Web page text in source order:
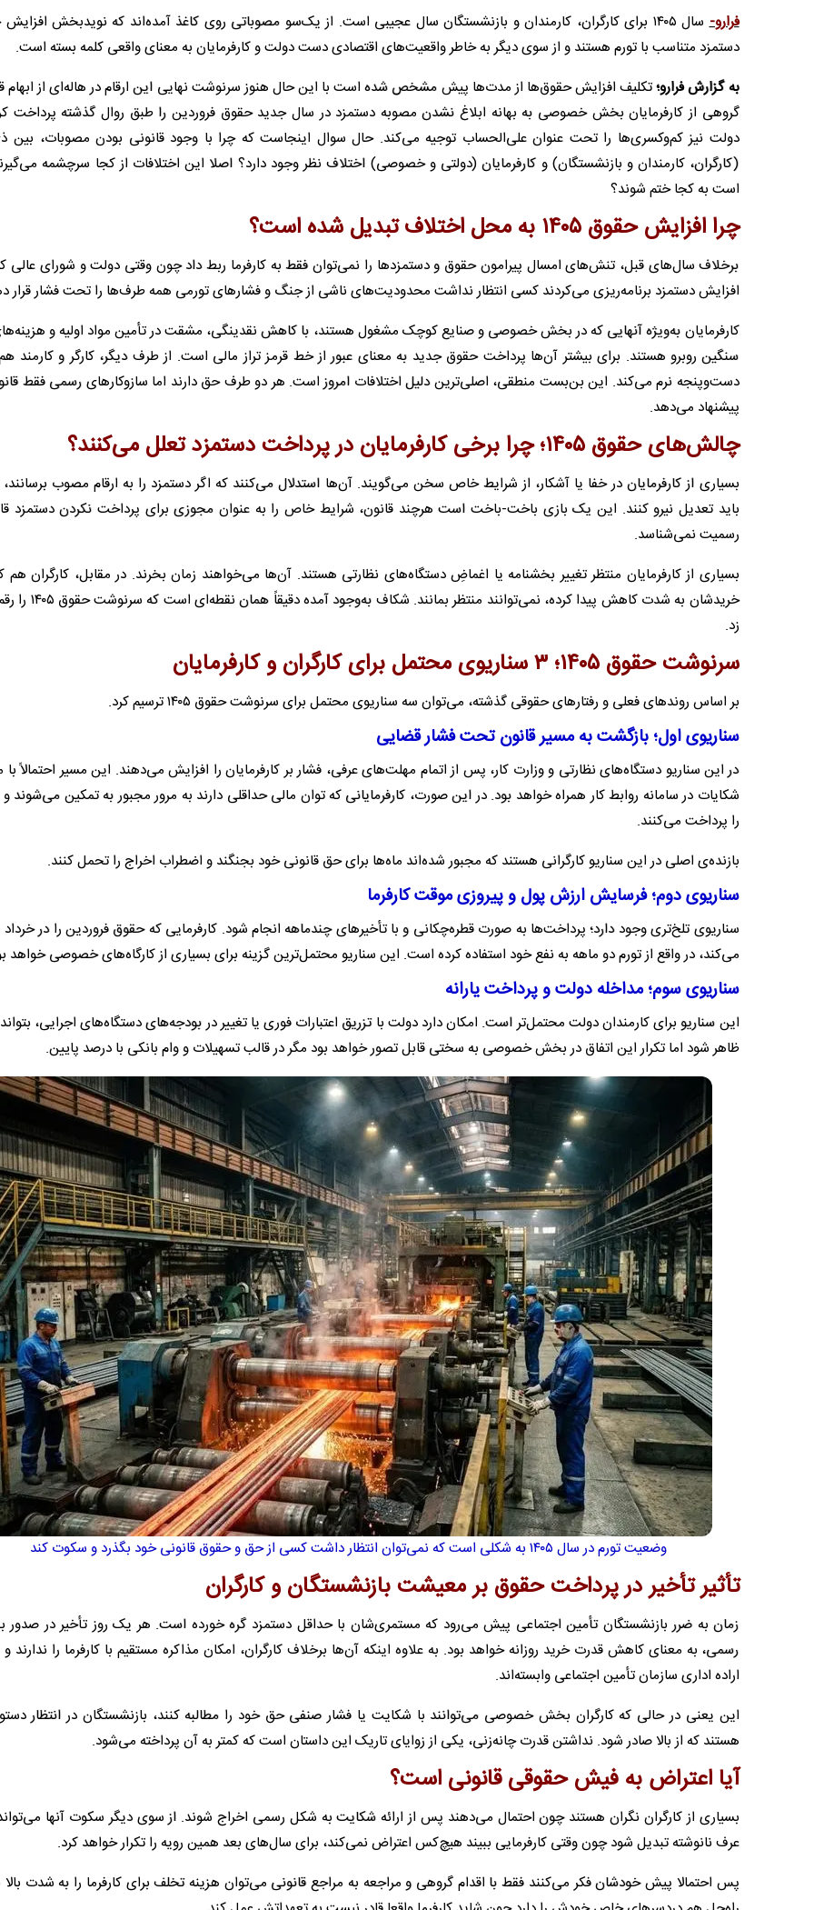
فرارو-
سال ۱۴۰۵ برای کارگران، کارمندان و بازنشستگان سال عجیبی است. از یک‌سو مصوباتی روی کاغذ آمده‌اند که نویدبخش
دستمزد متناسب با تورم هستند و از سوی دیگر به خاطر واقعیت‌های اقتصادی دست دولت و کارفرمایان به معنای واقعی کلمه بسته است.
به گزارش فرارو؛تکلیف افزایش حقوق‌ها از مدت‌‌‌ها پیش مشخص شده است با این حال هنوز سرنوشت نهایی این ارقام در هاله‌ای از ابهام
گروهی از کارفرمایان بخش خصوصی به بهانه ابلاغ نشدن مصوبه دستمزد در سال جدید حقوق فروردین را طبق روال گذشته پرداخت
دولت نیز کم‌وکسری‌ها را تحت عنوان علی‌الحساب توجیه می‌کند. حال سوال اینجاست که چرا با وجود قانونی بودن مصوبات، بین
(کارگران، کارمندان و بازنشستگان) و کارفرمایان (دولتی و خصوصی) اختلاف نظر وجود دارد؟ اصلا این اختلافات از کجا سرچشمه
است به کجا ختم شوند؟
چرا افزایش حقوق ۱۴۰۵ به محل اختلاف تبدیل شده است؟
برخلاف سال‌های قبل، تنش‌های امسال پیرامون حقوق و دستمزدها را نمی‌توان فقط به کارفرما ربط داد چون وقتی دولت و شورای عالی
افزایش دستمزد برنامه‌ریزی می‌کردند کسی انتظار نداشت محدودیت‌های ناشی از جنگ و فشارهای تورمی همه طرف‌ها را تحت فشار قرار
کارفرمایان به‌ویژه آنهایی که در بخش خصوصی و صنایع کوچک مشغول هستند، با کاهش نقدینگی، مشقت در تأمین مواد اولیه و
سنگین روبرو هستند. برای بیشتر آن‌ها پرداخت حقوق جدید به معنای عبور از خط قرمز تراز مالی‌ است. از طرف دیگر، کارگر و کارمند هم
دست‌وپنجه نرم می‌کند. این ‌بن‌بست منطقی، اصلی‌ترین دلیل اختلافات امروز است. هر دو طرف حق دارند اما سازوکارهای رسمی فقط
پیشنهاد می‌دهد.
چالش‌های حقوق ۱۴۰۵؛ چرا برخی کارفرمایان در پرداخت دستمزد تعلل می‌کنند؟
بسیاری از کارفرمایان در خفا یا آشکار، از شرایط خاص سخن می‌گویند. آن‌ها استدلال می‌کنند که اگر دستمزد را به ارقام مصوب برسانند،
باید تعدیل نیرو کنند. این یک بازی باخت-باخت است هرچند قانون، شرایط خاص را به عنوان مجوزی برای پرداخت نکردن دستمزد
رسمیت نمی‌شناسد.
بسیاری از کارفرمایان منتظر تغییر بخشنامه یا اغماضِ دستگاه‌های نظارتی هستند. آن‌ها می‌خواهند زمان بخرند. در مقابل، کارگران هم
خریدشان به شدت کاهش پیدا کرده،
زد.
سرنوشت حقوق ۱۴۰۵؛ ۳ سناریوی محتمل برای کارگران و کارفرمایان
بر اساس روندهای فعلی و رفتارهای حقوقی گذشته، می‌توان سه سناریوی محتمل برای سرنوشت حقوق ۱۴۰۵ ترسیم کرد.
سناریوی اول؛ بازگشت به مسیر قانون تحت فشار قضایی
در این سناریو دستگاه‌های نظارتی و وزارت کار، پس از اتمام مهلت‌های عرفی، فشار بر کارفرمایان را افزایش می‌دهند. این مسیر احتمالاً
شکایات در سامانه روابط کار همراه خواهد بود. در این صورت، کارفرمایانی که توان مالی حداقلی دارند به مرور مجبور به تمکین می‌شوند
را پرداخت می‌کنند.
بازنده‌ی اصلی در این سناریو کارگرانی هستند که مجبور شده‌اند ماه‌ها برای حق قانونی خود بجنگند و اضطراب اخراج را تحمل کنند.
سناریوی دوم؛ فرسایش ارزش پول و پیروزی موقت کارفرما
سناریوی تلخ‌تری وجود دارد؛ پرداخت‌ها به صورت قطره‌چکانی و با تأخیرهای چندماهه انجام شود. کارفرمایی که حقوق فروردین را در
می‌کند، در واقع از تورم دو ماهه به نفع خود استفاده کرده است. این سناریو محتمل‌ترین گزینه برای بسیاری از کارگاه‌های خصوصی خواهد
سناریوی سوم؛ مداخله دولت و پرداخت‌ یارانه‌
این سناریو برای کارمندان دولت محتمل‌تر است. امکان دارد دولت با تزریق اعتبارات فوری یا تغییر در بودجه‌های دستگاه‌های اجرایی،
ظاهر شود اما تکرار این اتفاق در بخش خصوصی به سختی قابل تصور خواهد بود مگر در قالب تسهیلات و وام بانکی با درصد پایین.
وضعیت تورم در سال ۱۴۰۵ به شکلی است که نمی‌توان انتظار داشت کسی از حق و حقوق قانونی خود بگذرد و سکوت کند
تأثیر تأخیر در پرداخت حقوق بر معیشت بازنشستگان و کارگران
زمان به ضرر بازنشستگان تأمین اجتماعی پیش می‌رود که مستمری‌شان با حداقل دستمزد گره خورده است. هر یک روز تأخیر در صدور
رسمی، به معنای کاهش قدرت خرید روزانه خواهد بود. به علاوه اینکه آن‌ها برخلاف کارگران، امکان مذاکره مستقیم با کارفرما را ندارند و
اراده اداری سازمان تأمین اجتماعی وابسته‌اند.
این یعنی در حالی که کارگران بخش خصوصی می‌توانند با شکایت یا فشار صنفی حق خود را مطالبه کنند، بازنشستگان در انتظار
هستند که از بالا صادر شود. نداشتن قدرت چانه‌زنی، یکی از زوایای تاریک این داستان است که کمتر به آن پرداخته می‌شود.
آیا اعتراض به فیش حقوقی قانونی است؟
بسیاری از کارگران نگران هستند چون احتمال می‌دهند پس از ارائه شکایت به شکل رسمی اخراج شوند. از سوی دیگر سکوت آنها
عرف نانوشته تبدیل شود چون وقتی کارفرمایی ببیند هیچ‌کس اعتراض نمی‌کند، برای سال‌های بعد همین رویه را تکرار خواهد کرد.
پس احتمالا پیش خودشان فکر می‌کنند فقط با اقدام گروهی و مراجعه به مراجع قانونی می‌توان هزینه تخلف برای کارفرما را به شدت بالا